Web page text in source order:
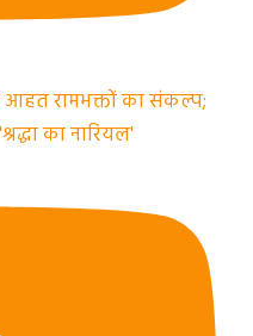
आहत रामभक्तों का संकल्प;
का नारियल'